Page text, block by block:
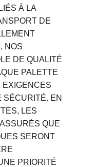
À LA
DE
NOS
DE QUALITÉ
PALETTE
EXIGENCES
SÉCURITÉ. EN
LES
QUE
SERONT
PRIORITÉ